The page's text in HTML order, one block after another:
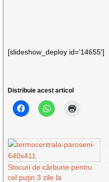
[slideshow_deploy id=’14655′]
Distribuie acest articol
Stocuri de cărbune pentru
cel puţin 3 zile la